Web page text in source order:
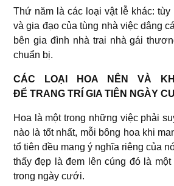
Thứ năm là các loại vật lễ khác: tùy
và gia đạo của tùng nhà việc dâng
bên gia đình nhà trai nhà gái
chuẩn bị.
CÁC LOẠI HOA NÊN VÀ
ĐỂ TRANG TRÍ GIA TIÊN NGÀY
Hoa là một trong những việc phải
nào là tốt nhất, mỗi bông hoa khi
tổ tiên đều mang ý nghĩa riêng của
thấy đẹp là đem lên cúng đó là
trong ngày cưới.